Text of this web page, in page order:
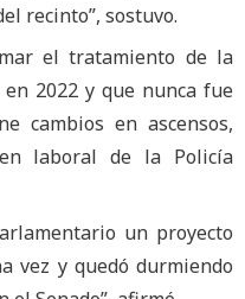
recinto”, sostuvo.
el tratamiento de la
2022 y que nunca fue
cambios en ascensos,
laboral de la Policía
un proyecto
vez y quedó durmiendo